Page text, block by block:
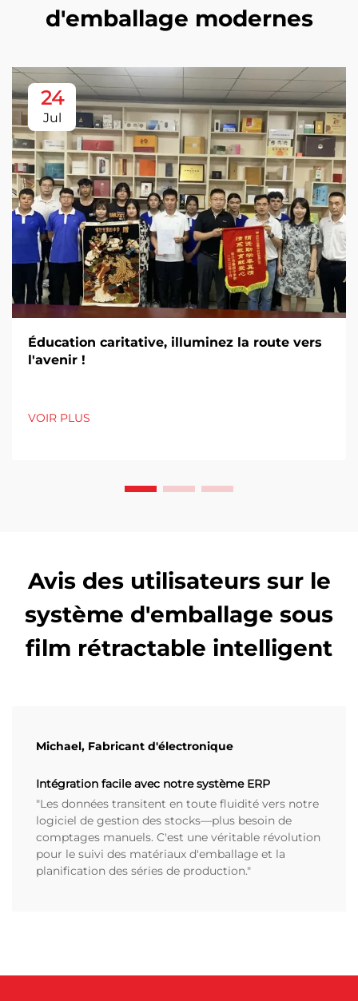
d'emballage modernes
24
Jul
Éducation caritative, illuminez la route vers
l'avenir !
VOIR PLUS
Avis des utilisateurs sur le
système d'emballage sous
film rétractable intelligent
Michael, Fabricant d'électronique
Intégration facile avec notre système ERP
"Les données transitent en toute fluidité vers notre
logiciel de gestion des stocks—plus besoin de
comptages manuels. C'est une véritable révolution
pour le suivi des matériaux d'emballage et la
planification des séries de production."